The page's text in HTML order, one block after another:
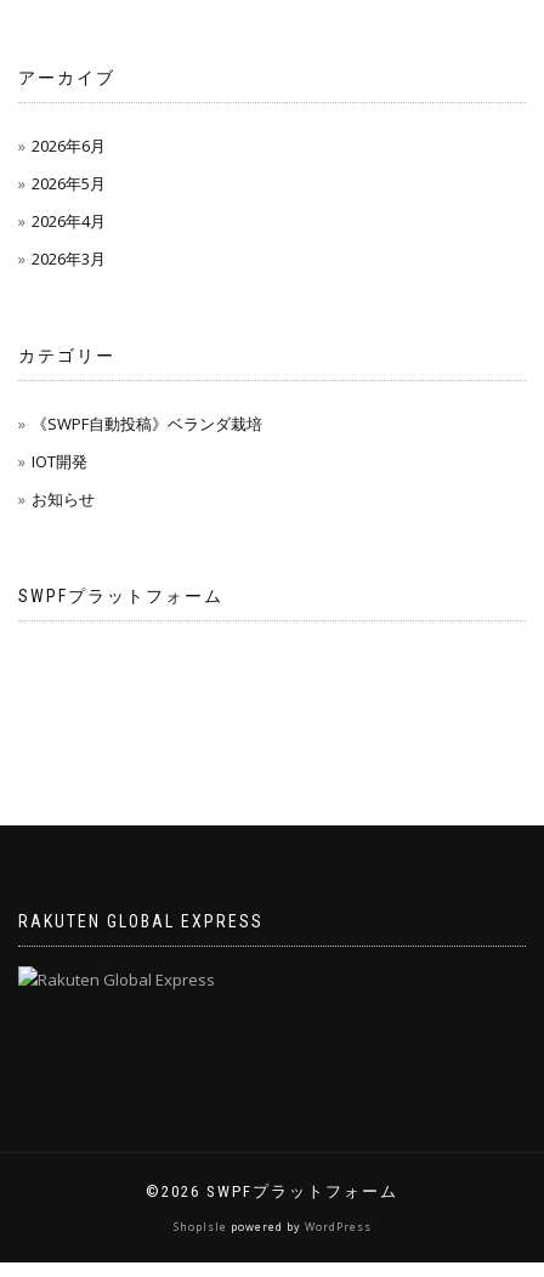
アーカイブ
2026年6月
2026年5月
2026年4月
2026年3月
カテゴリー
《SWPF自動投稿》ベランダ栽培
IOT開発
お知らせ
SWPFプラットフォーム
RAKUTEN GLOBAL EXPRESS
©2026 SWPFプラットフォーム
ShopIsle powered by WordPress